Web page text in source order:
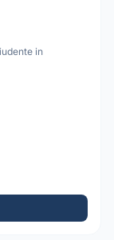
in